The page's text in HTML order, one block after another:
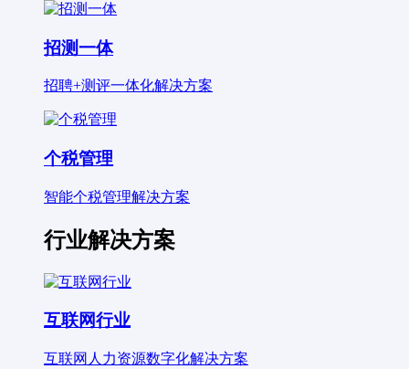
招测一体
招聘+测评一体化解决方案
个税管理
智能个税管理解决方案
行业解决方案
互联网行业
互联网人力资源数字化解决方案